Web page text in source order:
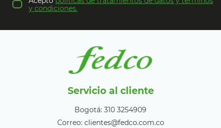
y condiciones.
Servicio al cliente
Bogotá: 310 3254909
Correo: clientes@fedco.com.co